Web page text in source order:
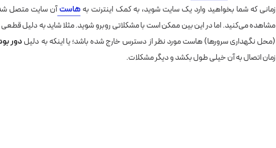
زمانی که شما بخواهید وارد یک سایت شوید، به کمک اینترنت به هاستآن سایت متصل
مشاهده می‌کنید. اما در این بین ممکن است با مشکلاتی روبرو شوید. مثلا شاید به دلیل قطعی
(محل نگهداری سرورها) هاست مورد نظر از دسترس خارج شده باشد؛ یا اینکه به دلیلدور
زمان اتصال به آن خیلی طول بکشد و دیگر مشکلات.